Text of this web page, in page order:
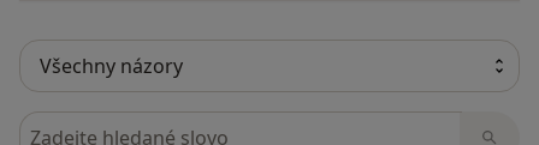
Hledejte v názorech